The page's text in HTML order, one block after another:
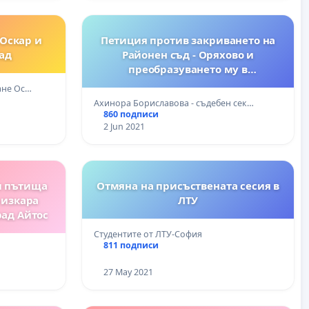
и
Ос…
Петиция против закриването на
Районен съд - Оряхово и
преобразуването му в
Ахинора Бориславова - съдебен сек…
860 подписи
2 Jun 2021
пътища
Айтос
Отмяна на присъствената сесия в
ЛТУ
Студентите от ЛТУ-София
811 подписи
27 May 2021